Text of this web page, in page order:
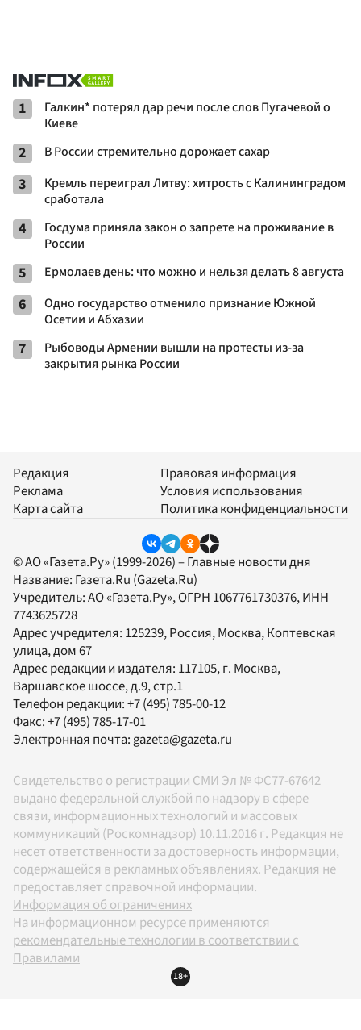
1
Галкин* потерял дар речи после слов Пугачевой о
Киеве
2 В России стремительно дорожает сахар
3
Кремль переиграл Литву: хитрость с Калининградом
сработала
4
Госдума приняла закон о запрете на проживание в
России
5 Ермолаев день: что можно и нельзя делать 8 августа
6
Одно государство отменило признание Южной
Осетии и Абхазии
7
Рыбоводы Армении вышли на протесты из-за
закрытия рынка России
Редакция
Реклама
Карта сайта
Правовая информация
Условия использования
Политика конфиденциальности
© АО «Газета.Ру» (1999-2026) – Главные новости дня
Название: Газета.Ru (Gazeta.Ru)
Учредитель:АО «Газета.Ру», ОГРН 1067761730376, ИНН
7743625728
Адрес учредителя: 125239, Россия, Москва, Коптевская
улица, дом 67
Адрес редакции и издателя: 117105, г. Москва,
Варшавское шоссе, д.9, стр.1
Телефон редакции:+7 (495) 785-00-12
Факс:+7 (495) 785-17-01
Электронная почта: gazeta@gazeta.ru
Свидетельство о регистрации СМИ Эл № ФС77-67642
выдано федеральной службой по надзору в сфере
связи, информационных технологий и массовых
коммуникаций (Роскомнадзор) 10.11.2016 г. Редакция не
несет ответственности за достоверность информации,
содержащейся в рекламных объявлениях. Редакция не
предоставляет справочной информации.
Информация об ограничениях
На информационном ресурсе применяются
рекомендательные технологии в соответствии с
Правилами
18+